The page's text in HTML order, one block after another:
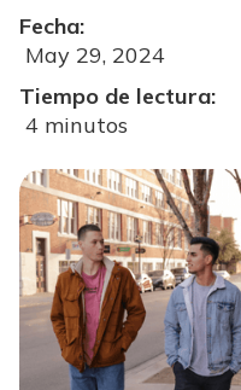
Fecha:
May 29, 2024
Tiempo de lectura:
4 minutos